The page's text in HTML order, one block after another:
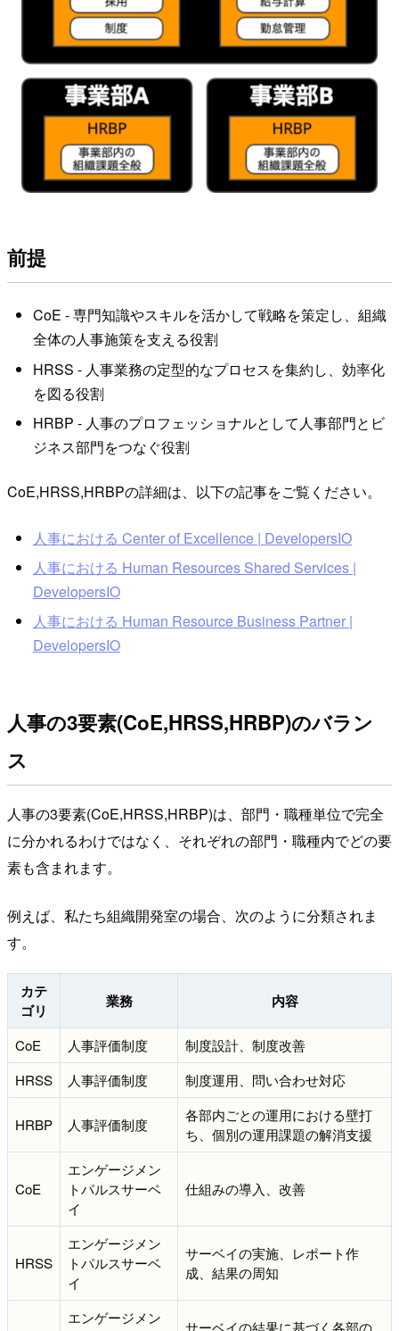
前提
CoE - 専門知識やスキルを活かして戦略を策定し、組織
全体の人事施策を支える役割
HRSS - 人事業務の定型的なプロセスを集約し、効率化
を図る役割
HRBP - 人事のプロフェッショナルとして人事部門とビ
ジネス部門をつなぐ役割
CoE,HRSS,HRBPの詳細は、以下の記事をご覧ください。
人事における Center of Excellence | DevelopersIO
人事における Human Resources Shared Services |
DevelopersIO
人事における Human Resource Business Partner |
DevelopersIO
人事の3要素(CoE,HRSS,HRBP)のバラン
ス
人事の3要素(CoE,HRSS,HRBP)は、部門・職種単位で完全
に分かれるわけではなく、それぞれの部門・職種内でどの要
素も含まれます。
例えば、私たち組織開発室の場合、次のように分類されま
す。
カテ
ゴリ
業務 内容
CoE 人事評価制度
制度設計、制度改善
HRSS
人事評価制度 制度運用、問い合わせ対応
HRBP 人事評価制度
各部内ごとの運用における壁打
ち、個別の運用課題の解消支援
CoE
エンゲージメン
トパルスサーベ
イ
仕組みの導入、改善
HRSS
エンゲージメン
トパルスサーベ
イ
サーベイの実施、レポート作
成、結果の周知
エンゲージメン